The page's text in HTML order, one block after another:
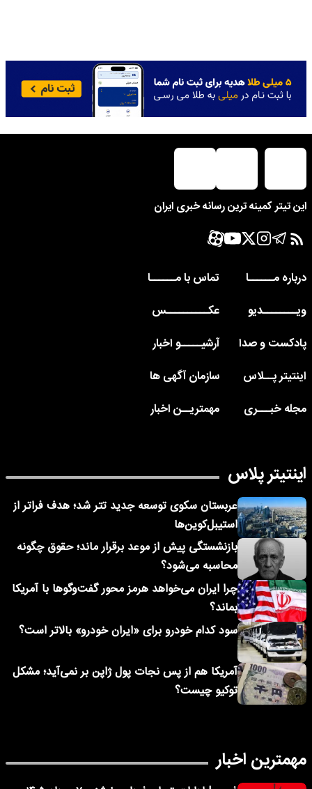
این تیتر کمینه ترین رسانه خبری ایران
درباره مــــــا
تماس با مــــــا
ویــــــــدیو
عکــــــــــس
پادکست و صدا
آرشیـــــو اخبار
اینتیتر پــلاس
سازمان آگهی ها
مجله خبـــری
مهمتریــن اخبار
اینتیتر پلاس
عربستان سکوی توسعه جدید تتر شد؛ هدف فراتر از
استیبل‌کوین‌ها
بازنشستگی پیش از موعد برقرار ماند؛ حقوق چگونه
محاسبه می‌شود؟
چرا ایران می‌خواهد هرمز محور گفت‌وگوها با آمریکا
بماند؟
سود کدام خودرو برای «ایران خودرو» بالاتر است؟
آمریکا هم از پس نجات پول ژاپن بر نمی‌آید؛ مشکل
توکیو چیست؟
مهمترین اخبار